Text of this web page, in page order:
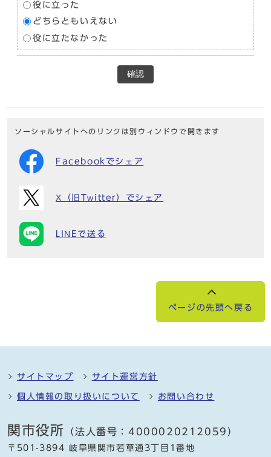
役に立った
どちらともいえない
役に立たなかった
確認
ソーシャルサイトへのリンクは別ウィンドウで開きます
Facebookでシェア
X（旧Twitter）でシェア
LINEで送る
ページの先頭へ戻る
サイトマップ サイト運営方針
個人情報の取り扱いについて お問い合わせ
関市役所 （法人番号：4000020212059）
〒501-3894 岐阜県関市若草通3丁目1番地